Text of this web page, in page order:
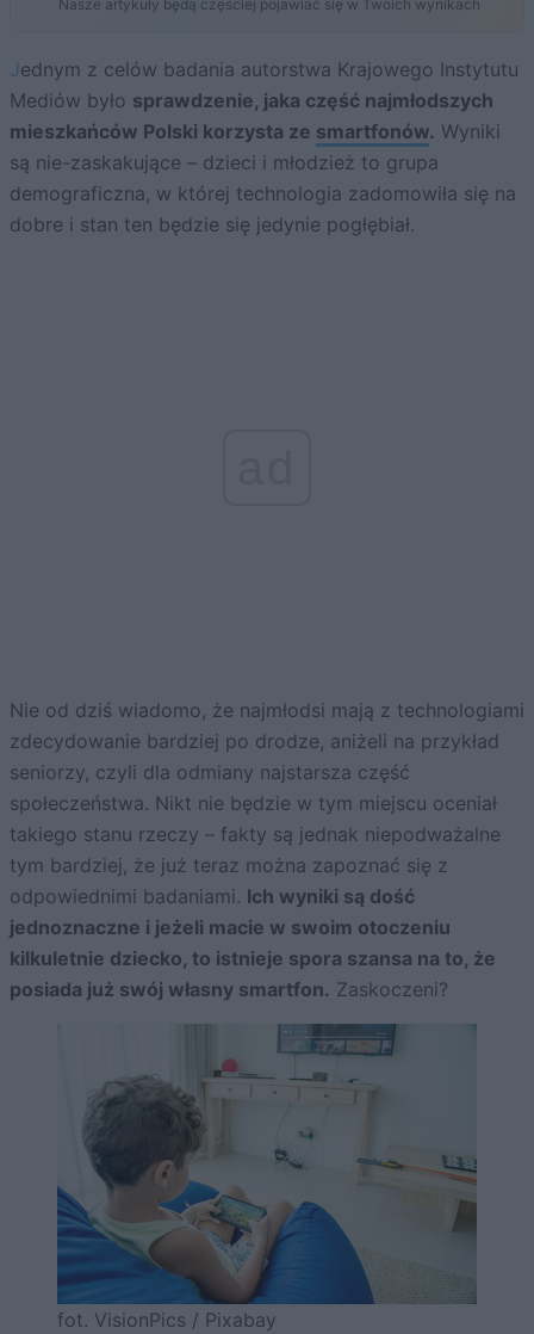
Nasze artykuły będą częściej pojawiać się w Twoich wynikach
Jednym z celów badania autorstwa Krajowego Instytutu
Mediów było sprawdzenie, jaka część najmłodszych
mieszkańców Polski korzysta ze smartfonów. Wyniki
są nie-zaskakujące – dzieci i młodzież to grupa
demograficzna, w której technologia zadomowiła się na
dobre i stan ten będzie się jedynie pogłębiał.
Nie od dziś wiadomo, że najmłodsi mają z technologiami
zdecydowanie bardziej po drodze, aniżeli na przykład
seniorzy, czyli dla odmiany najstarsza część
społeczeństwa. Nikt nie będzie w tym miejscu oceniał
takiego stanu rzeczy – fakty są jednak niepodważalne
tym bardziej, że już teraz można zapoznać się z
odpowiednimi badaniami. Ich wyniki są dość
jednoznaczne i jeżeli macie w swoim otoczeniu
kilkuletnie dziecko, to istnieje spora szansa na to, że
posiada już swój własny smartfon. Zaskoczeni?
fot. VisionPics / Pixabay